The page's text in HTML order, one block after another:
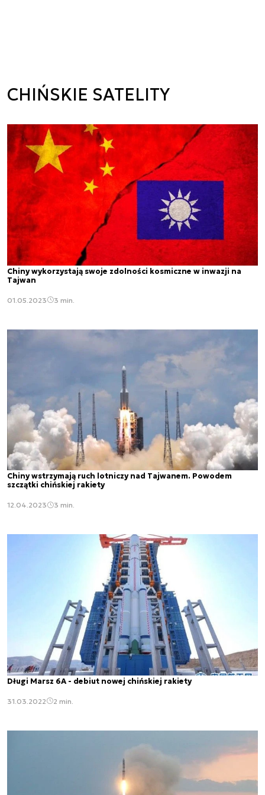
CHIŃSKIE SATELITY
Chiny wykorzystają swoje zdolności kosmiczne w inwazji na
Tajwan
01.05.2023 3 min.
Chiny wstrzymają ruch lotniczy nad Tajwanem. Powodem
szczątki chińskiej rakiety
12.04.2023 3 min.
Długi Marsz 6A - debiut nowej chińskiej rakiety
31.03.2022 2 min.